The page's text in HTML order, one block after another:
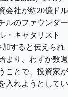
会社が約20億ドル
ルのファウンダー
・キャタリスト
加すると伝えられ
まり、わずか数週
ことで、投資家が
入れようとしてい